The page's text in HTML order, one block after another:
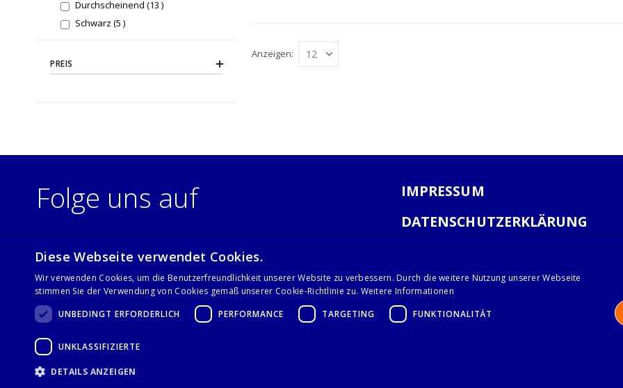
Anzeigen
Durchscheinend 13 items
Schwarz 5 items
PREIS
Folge uns auf
IMPRESSUM
DATENSCHUTZERKLÄRUNG
Diese Webseite verwendet Cookies.
Wir verwenden Cookies, um die Benutzerfreundlichkeit unserer Website zu verbessern. Durch die weitere Nutzung unserer Webseite
stimmen Sie der Verwendung von Cookies gemäß unserer Cookie-Richtlinie zu. Weitere Informationen
UNBEDINGT ERFORDERLICH
PERFORMANCE TARGETING FUNKTIONALITÄT
UNKLASSIFIZIERTE
DETAILS ANZEIGEN